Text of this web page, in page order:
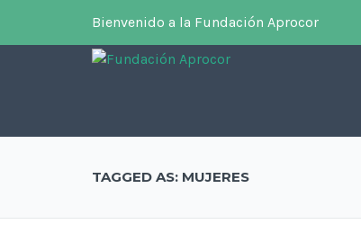
Bienvenido a la Fundación Aprocor
TAGGED AS: MUJERES